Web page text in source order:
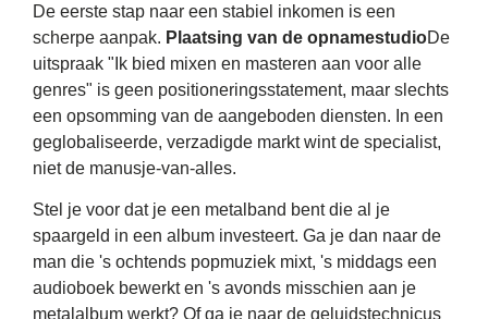
De eerste stap naar een stabiel inkomen is een
scherpe aanpak. Plaatsing van de opnamestudioDe
uitspraak "Ik bied mixen en masteren aan voor alle
genres" is geen positioneringsstatement, maar slechts
een opsomming van de aangeboden diensten. In een
geglobaliseerde, verzadigde markt wint de specialist,
niet de manusje-van-alles.
Stel je voor dat je een metalband bent die al je
spaargeld in een album investeert. Ga je dan naar de
man die 's ochtends popmuziek mixt, 's middags een
audioboek bewerkt en 's avonds misschien aan je
metalalbum werkt? Of ga je naar de geluidstechnicus